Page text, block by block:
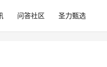
问答社区 圣力甄选